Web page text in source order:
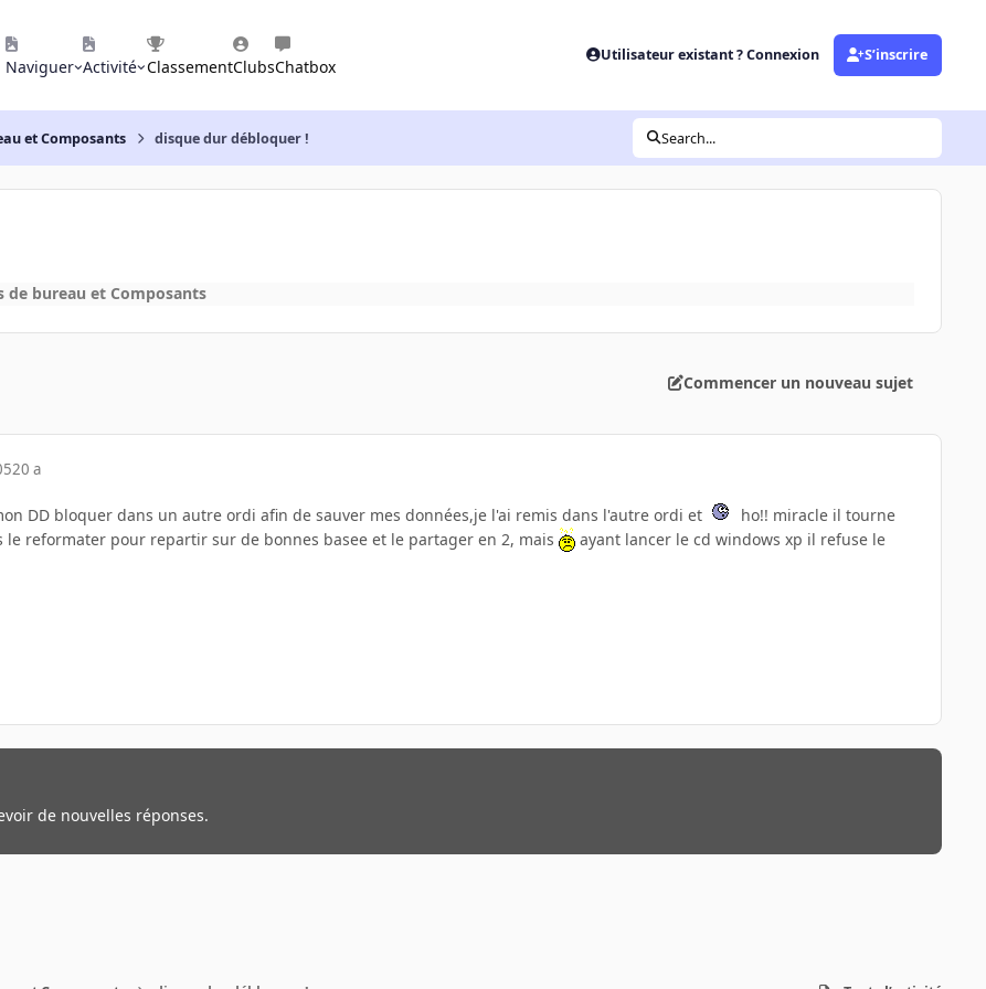
Naviguer Activité ClassementClubsChatbox
Utilisateur existant ? Connexion S’inscrire
et Composants disque dur débloquer ! Search...
de bureau et Composants
Commencer un nouveau sujet
20 a
DD bloquer dans un autre ordi afin de sauver mes données,je l'ai remis dans l'autre ordi et
ho!! miracle il tourne
le reformater pour repartir sur de bonnes basee et le partager en 2, mais
ayant lancer le cd windows xp il refuse le
de nouvelles réponses.